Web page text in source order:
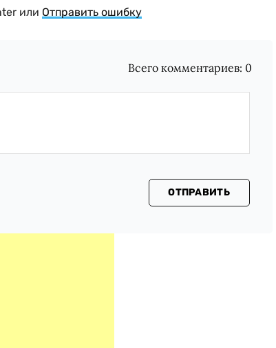
или Отправить ошибку
Всего комментариев: 0
ОТПРАВИТЬ